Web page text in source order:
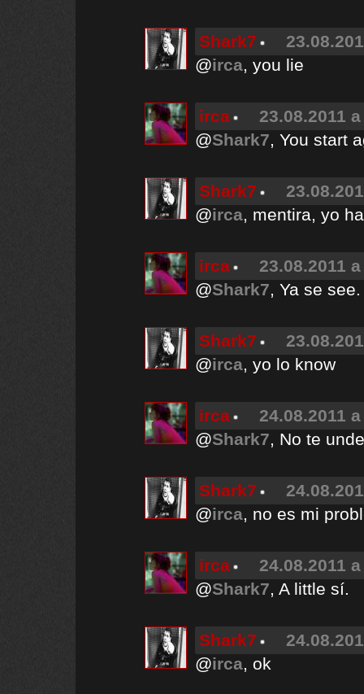
Shark7
@irca, you lie
irca
23.08.2011
@Shark7, You start
Shark7
@irca, mentira, yo
irca
23.08.2011
@Shark7, Ya se see.
Shark7
@irca, yo lo know
irca
24.08.2011
@Shark7, No te
Shark7
@irca, no es mi
irca
24.08.2011
@Shark7, A little sí.
Shark7
@irca, ok